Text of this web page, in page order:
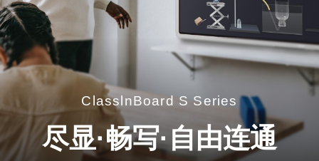
ClasslnBoard S Series
尽显·畅写·自由连通